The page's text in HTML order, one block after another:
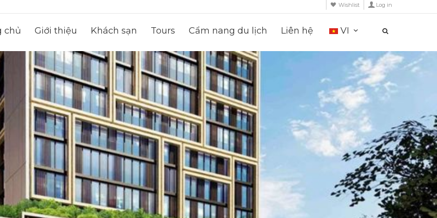
Wishlist Log in
chủ Giới thiệu Khách sạn Tours Cẩm nang du lịch Liên hệ VI